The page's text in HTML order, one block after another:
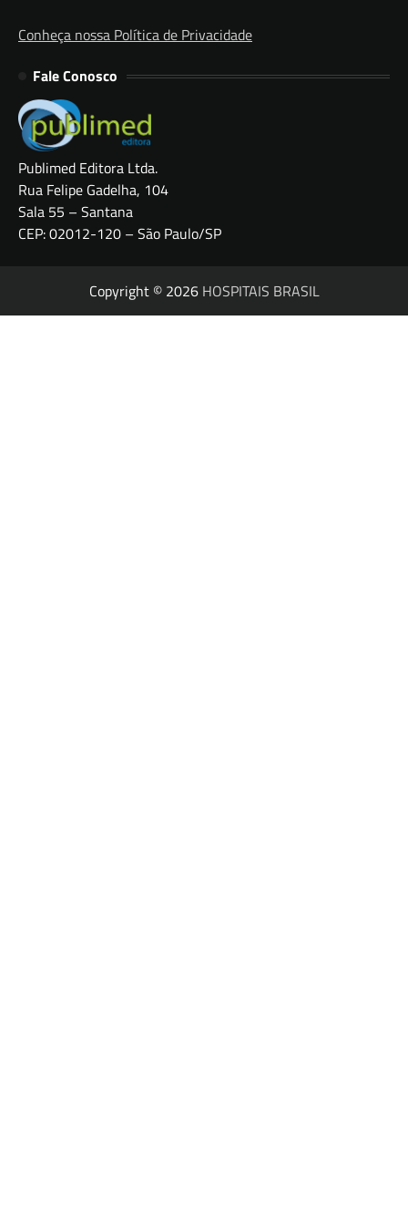
Conheça nossa Política de Privacidade
Fale Conosco
Publimed Editora Ltda.
Rua Felipe Gadelha, 104
Sala 55 – Santana
CEP: 02012-120 – São Paulo/SP
Copyright © 2026 HOSPITAIS BRASIL